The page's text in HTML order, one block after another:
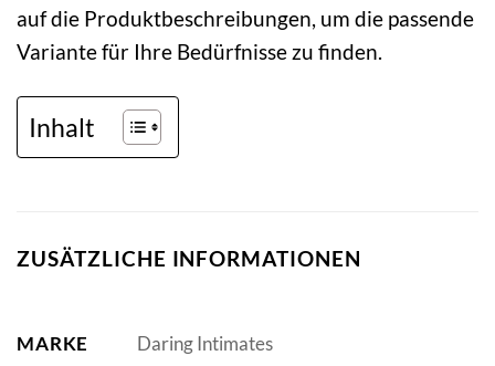
auf die Produktbeschreibungen, um die passende
Variante für Ihre Bedürfnisse zu finden.
Inhalt
ZUSÄTZLICHE INFORMATIONEN
MARKE Daring Intimates